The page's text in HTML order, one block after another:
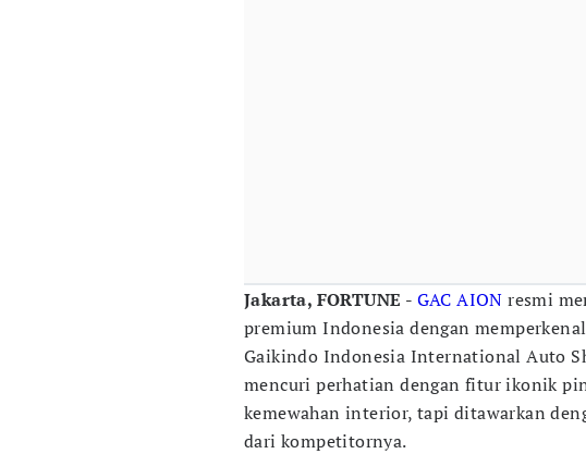
Jakarta, FORTUNE - GAC AION resmi
premium Indonesia dengan
Gaikindo Indonesia International Auto
mencuri perhatian dengan fitur ikonik
kemewahan interior, tapi ditawarkan
dari kompetitornya.